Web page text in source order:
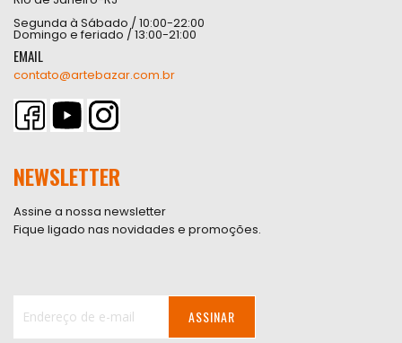
Segunda à Sábado / 10:00-22:00
Domingo e feriado / 13:00-21:00
EMAIL
contato@artebazar.com.br
NEWSLETTER
Assine a nossa newsletter
Fique ligado nas novidades e promoções.
ASSINAR